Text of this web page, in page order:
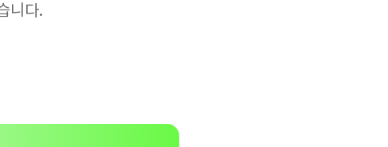
니다.